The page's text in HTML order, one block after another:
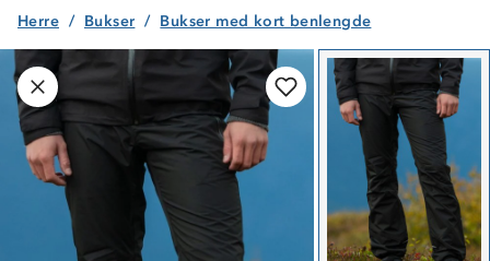
Produktet er lagt i handlekurven Til kassen
Herre Bukser Bukser med kort benlengde